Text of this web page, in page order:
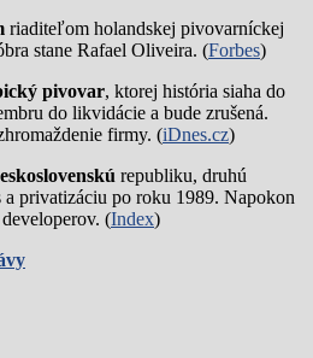
riaditeľom holandskej pivovarníckej
stane Rafael Oliveira. (Forbes)
pivovar, ktorej história siaha do
do likvidácie a bude zrušená.
firmy. (iDnes.cz)
republiku, druhú
privatizáciu po roku 1989. Napokon
(Index)